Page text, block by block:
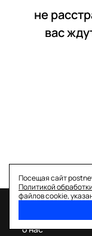
не
вас
Посещая сайт
Политикой
файлов cookie,
о нас